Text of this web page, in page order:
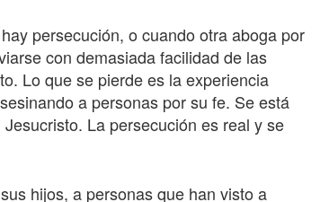
persecución, o cuando otra aboga por
con demasiada facilidad de las
Lo que se pierde es la experiencia
a personas por su fe. Se está
La persecución es real y se
hijos, a personas que han visto a